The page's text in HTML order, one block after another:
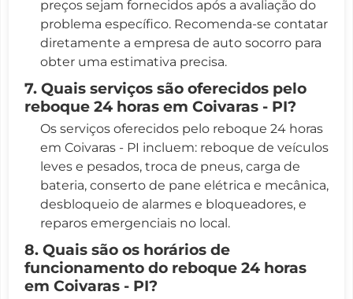
preços sejam fornecidos após a avaliação do
problema específico. Recomenda-se contatar
diretamente a empresa de auto socorro para
obter uma estimativa precisa.
7. Quais serviços são oferecidos pelo
reboque 24 horas em Coivaras - PI?
Os serviços oferecidos pelo reboque 24 horas
em Coivaras - PI incluem: reboque de veículos
leves e pesados, troca de pneus, carga de
bateria, conserto de pane elétrica e mecânica,
desbloqueio de alarmes e bloqueadores, e
reparos emergenciais no local.
8. Quais são os horários de
funcionamento do reboque 24 horas
em Coivaras - PI?